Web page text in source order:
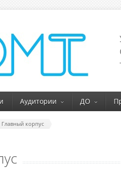
Аудитории ДО
Главный корпус